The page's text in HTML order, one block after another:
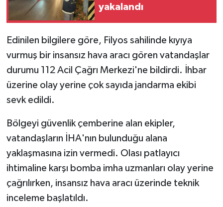
yakalandı
Edinilen bilgilere göre, Filyos sahilinde kıyıya
vurmuş bir insansız hava aracı gören vatandaşlar
durumu 112 Acil Çağrı Merkezi'ne bildirdi. İhbar
üzerine olay yerine çok sayıda jandarma ekibi
sevk edildi.
Bölgeyi güvenlik çemberine alan ekipler,
vatandaşların İHA'nın bulunduğu alana
yaklaşmasına izin vermedi. Olası patlayıcı
ihtimaline karşı bomba imha uzmanları olay yerine
çağrılırken, insansız hava aracı üzerinde teknik
inceleme başlatıldı.